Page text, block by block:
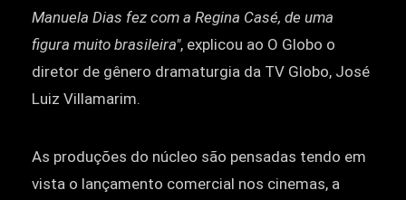
Manuela Dias fez com a Regina Casé, de uma
figura muito brasileira", explicou ao O Globo o
diretor de gênero dramaturgia da TV Globo, José
Luiz Villamarim.
As produções do núcleo são pensadas tendo em
vista o lançamento comercial nos cinemas, a